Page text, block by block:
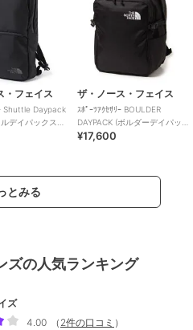
・フェイス
Shuttle Daypack
デイパックスリ
ザ・ノース・フェイス
ｽﾎﾟｰﾂｱｸｾｻﾘｰ BOULDER
DAYPACK (ボルダーデイパッ
ク)
¥17,600
とみる
ズの人気ランキング
ズ
4.00
（ 2件の口コミ ）